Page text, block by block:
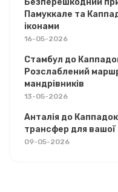
Памуккале та
іконами
16-05-2026
Стамбул до
Розслаблений
мандрівників
13-05-2026
Анталія до
трансфер для вашої
09-05-2026